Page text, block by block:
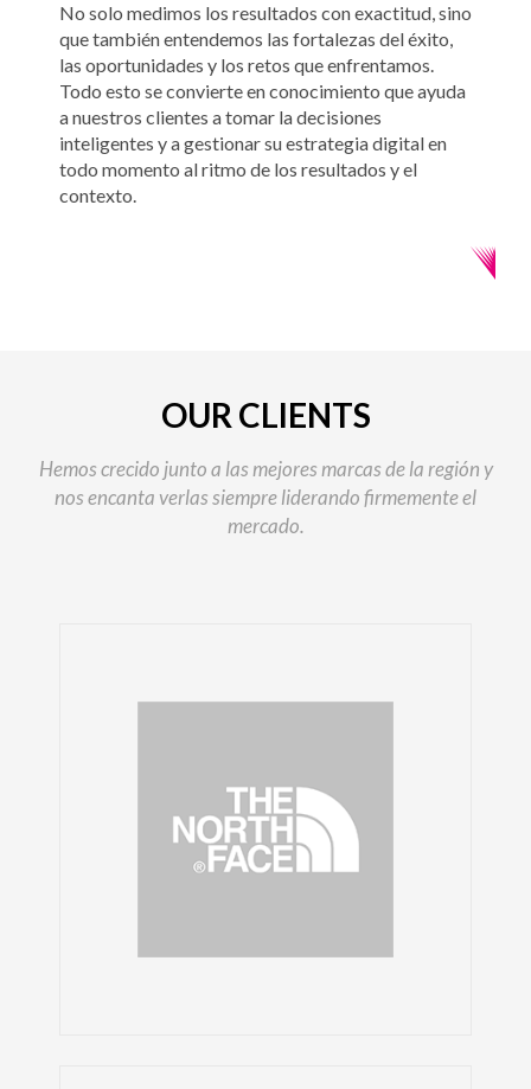
No solo medimos los resultados con exactitud, sino
que también entendemos las fortalezas del éxito,
las oportunidades y los retos que enfrentamos.
Todo esto se convierte en conocimiento que ayuda
a nuestros clientes a tomar la decisiones
inteligentes y a gestionar su estrategia digital en
todo momento al ritmo de los resultados y el
contexto.
OUR CLIENTS
Hemos crecido junto a las mejores marcas de la región y
nos encanta verlas siempre liderando firmemente el
mercado.